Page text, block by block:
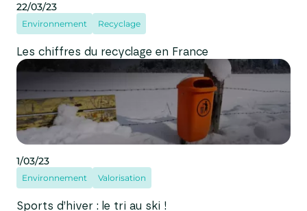
Environnement Recyclage
22/03/23
Les chiffres du recyclage en France
Environnement Valorisation
1/03/23
Sports d’hiver : le tri au ski !